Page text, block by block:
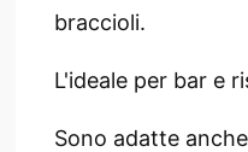
braccioli.
L'ideale per bar e
Sono adatte